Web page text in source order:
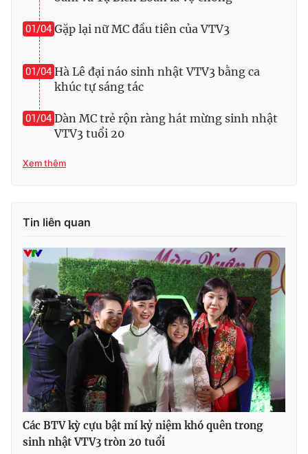
Ðiện thoại Thời báo VTV:
024.66 897 897
Email:toasoan@vtv.vn
Liên hệ quảng cáo:
thuận bằng văn bản. Ghi rõ nguồn VTV.vn khi phát hành lại
thông tin từ website này.
01/04 Gặp lại nữ MC đầu tiên của VTV3
01/04 Hà Lê đại náo sinh nhật VTV3 bằng ca
khúc tự sáng tác
01/04 Dàn MC trẻ rộn ràng hát mừng sinh nhật
VTV3 tuổi 20
Xem thêm
Tin liên quan
Các BTV kỳ cựu bật mí kỷ niệm khó quên trong
sinh nhật VTV3 tròn 20 tuổi